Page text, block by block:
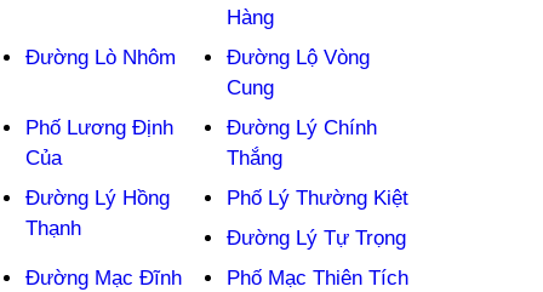
Hàng
Đường Lò Nhôm
Đường Lộ Vòng
Cung
Phố Lương Định
Của
Đường Lý Chính
Thắng
Đường Lý Hồng
Thạnh
Phố Lý Thường Kiệt
Đường Lý Tự Trọng
Đường Mạc Đĩnh
Phố Mạc Thiên Tích